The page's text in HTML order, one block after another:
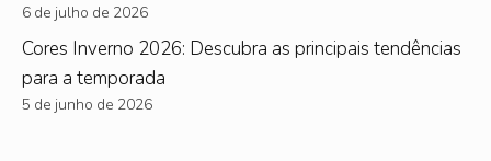
6 de julho de 2026
Cores Inverno 2026: Descubra as principais tendências
para a temporada
5 de junho de 2026